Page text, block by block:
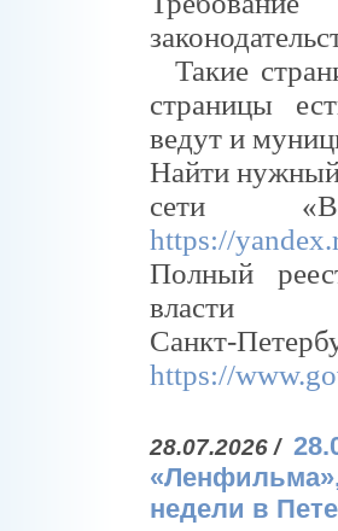
Такие
страницы
ведут и
Найти нужный
сети
https://
Полный
власти
Санкт-
https://
28.07.2026 /
недели в